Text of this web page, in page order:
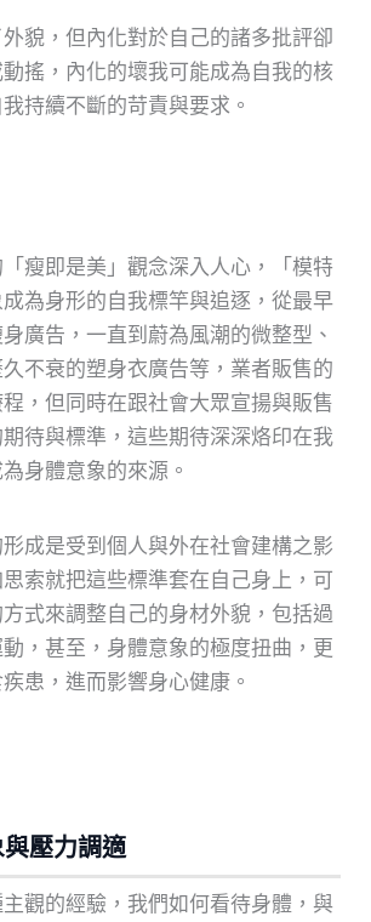
貌，但內化對於自己的諸多批評卻
搖，內化的壞我可能成為自我的核
持續不斷的苛責與要求。
瘦即是美」觀念深入人心，「模特
為身形的自我標竿與追逐，從最早
廣告，一直到蔚為風潮的微整型、
不衰的塑身衣廣告等，業者販售的
，但同時在跟社會大眾宣揚與販售
待與標準，這些期待深深烙印在我
身體意象的來源。
成是受到個人與外在社會建構之影
索就把這些標準套在自己身上，可
式來調整自己的身材外貌，包括過
，甚至，身體意象的極度扭曲，更
患，進而影響身心健康。
壓力調適
觀的經驗，我們如何看待身體，與